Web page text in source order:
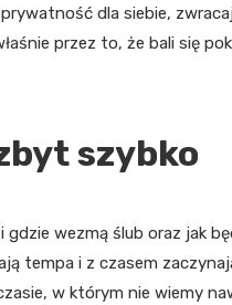
dla siebie,
przez to, że bali się
szybko
wezmą ślub oraz jak
tempa i z czasem
w którym nie wiemy